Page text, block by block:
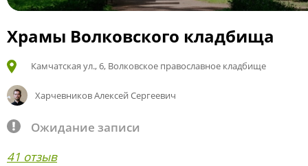
Храмы Волковского кладбища
Камчатская ул., 6, Волковское православное кладбище
Харчевников Алексей Сергеевич
Ожидание записи
41 отзыв